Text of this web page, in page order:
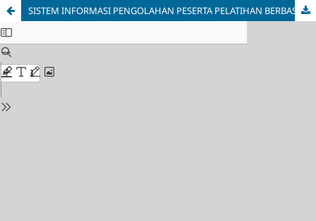
SISTEM INFORMASI PENGOLAHAN PESERTA PELATIHAN BERBASIS WEBSITE PADA CITRA ILMU